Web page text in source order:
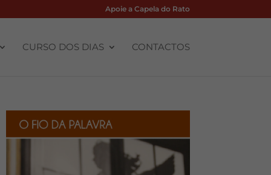
Apoie a Capela do Rato
CURSO DOS DIAS CONTACTOS